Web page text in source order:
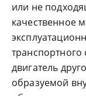
или не
качественное
транспортного
двигатель
образуемой